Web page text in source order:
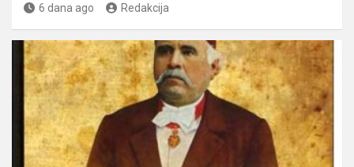
6 dana ago Redakcija